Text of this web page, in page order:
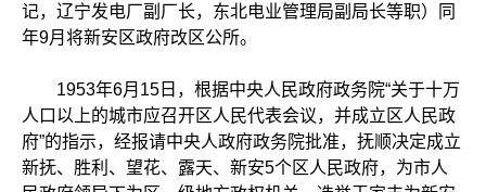
记，辽宁发电厂副厂长，东北电业管理局副局长等职）同
年9月将新安区政府改区公所。
1953年6月15日，根据中央人民政府政务院“关于十万
人口以上的城市应召开区人民代表会议，并成立区人民政
府”的指示，经报请中央人政府政务院批准，抚顺决定成立
新抚、胜利、望花、露天、新安5个区人民政府，为市人